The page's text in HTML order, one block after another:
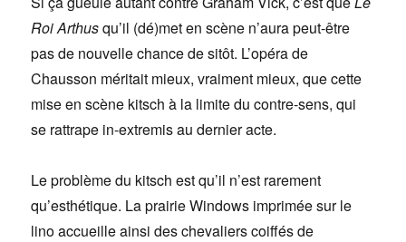
Roi Arthusqu’il (dé)met en scène n’aura peut-être
pas de nouvelle chance de sitôt. L’opéra de
Chausson méritait mieux, vraiment mieux, que cette
mise en scène kitsch à la limite du contre-sens, qui
se rattrape in-extremis au dernier acte.
Le problème du kitsch est qu’il n’est rarement
qu’esthétique. La prairie Windows imprimée sur le
lino accueille ainsi des chevaliers coiffés de